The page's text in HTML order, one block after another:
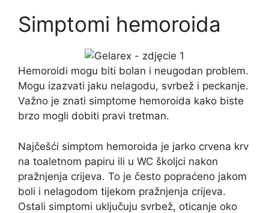
Simptomi hemoroida
Hemoroidi mogu biti bolan i neugodan problem.
Mogu izazvati jaku nelagodu, svrbež i peckanje.
Važno je znati simptome hemoroida kako biste
brzo mogli dobiti pravi tretman.
Najčešći simptom hemoroida je jarko crvena krv
na toaletnom papiru ili u WC školjci nakon
pražnjenja crijeva. To je često popraćeno jakom
boli i nelagodom tijekom pražnjenja crijeva.
Ostali simptomi uključuju svrbež, oticanje oko